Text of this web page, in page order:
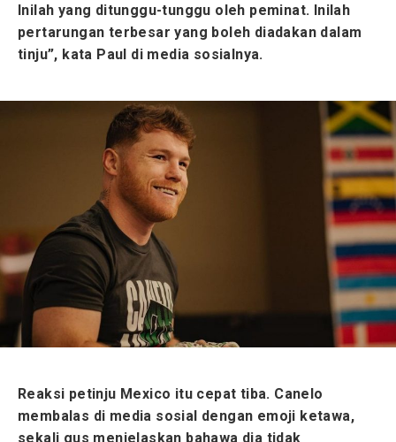
Inilah yang ditunggu-tunggu oleh peminat. Inilah
pertarungan terbesar yang boleh diadakan dalam
tinju”, kata Paul di media sosialnya.
Reaksi petinju Mexico itu cepat tiba. Canelo
membalas di media sosial dengan emoji ketawa,
sekali gus menjelaskan bahawa dia tidak